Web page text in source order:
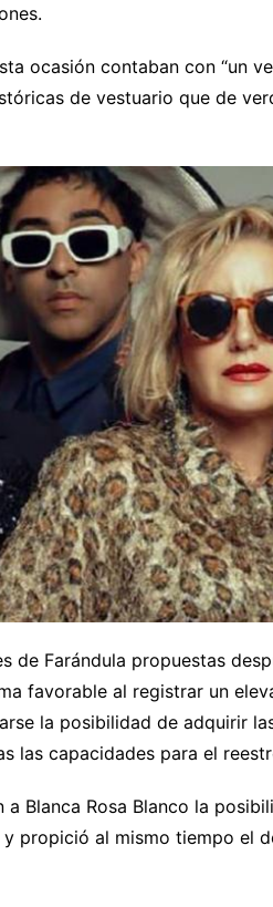
ocasión contaban con “un
de vestuario que de
de Farándula propuestas
favorable al registrar un
la posibilidad de adquirir
las capacidades para el
Blanca Rosa Blanco la
propició al mismo tiempo el